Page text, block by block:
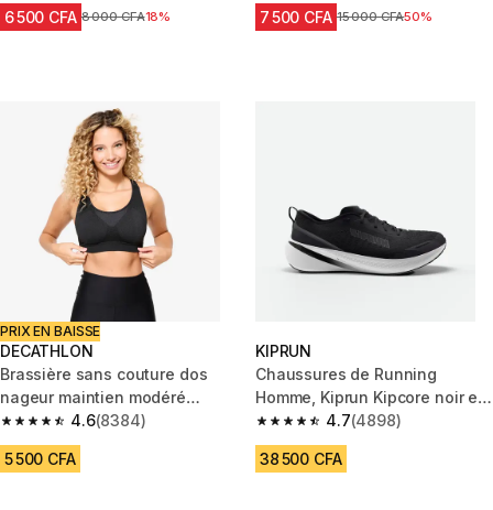
6 500 CFA Prix avant réduction
8 000 CFA18% 7 500 CFA Prix avant réduction
15 000 CFA50%
PRIX EN BAISSE
DECATHLON
Brassière sans couture dos
nageur maintien modéré
Femme, Noir
4.6
4.6 out of 5 stars from 8384 reviews
(8384)
5 500 CFA
KIPRUN
Chaussures de Running
Homme, Kiprun Kipcore noir et
blanc
4.7
4.7 out of 5 stars from 4898
(4898)
38 500 CFA